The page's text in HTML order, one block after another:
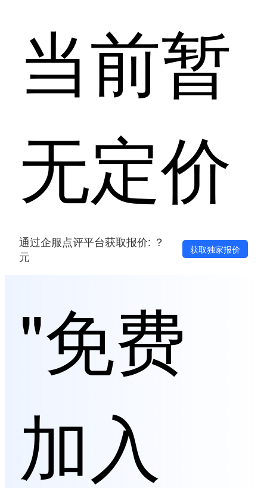
当前暂
无定价
通过企服点评平台获取报价: ？
元
获取独家报价
"免费
加入